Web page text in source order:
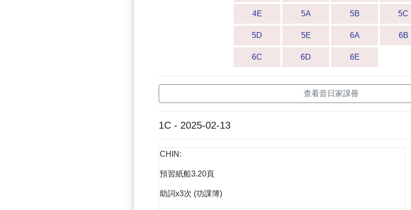
4E 5A 5B 5C
5D 5E 6A 6B
6C 6D 6E
查看昔日家課冊
1C - 2025-02-13
CHIN:
預習紙船3.20頁
助詞x3次 (功課簿)